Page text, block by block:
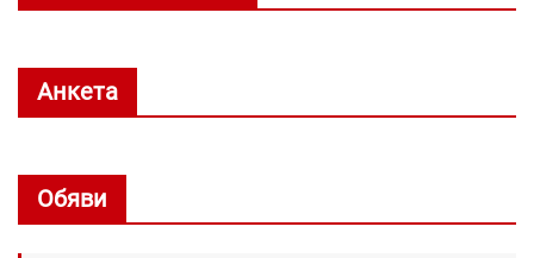
Анкета
Обяви